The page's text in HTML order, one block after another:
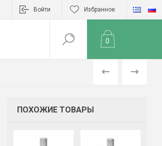
Войти Избранное
0
НАЗАДВПЕРЁД
ПОХОЖИЕ ТОВАРЫ